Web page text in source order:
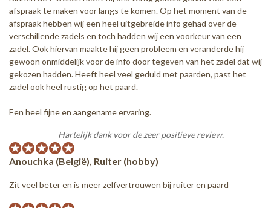
afspraak te maken voor langs te komen. Op het moment van de
afspraak hebben wij een heel uitgebreide info gehad over de
verschillende zadels en toch hadden wij een voorkeur van een
zadel. Ook hiervan maakte hij geen probleem en veranderde hij
gewoon onmiddelijk voor de info door tegeven van het zadel dat wij
gekozen hadden. Heeft heel veel geduld met paarden, past het
zadel ook heel rustig op het paard.
Een heel fijne en aangename ervaring.
Hartelijk dank voor de zeer positieve review.
Anouchka (België), Ruiter (hobby)
Zit veel beter en is meer zelfvertrouwen bij ruiter en paard